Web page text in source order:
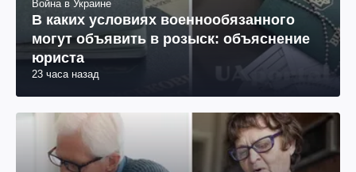
Война в Украине
В каких условиях военнообязанного
могут объявить в розыск: объяснение
юриста
23 часа назад